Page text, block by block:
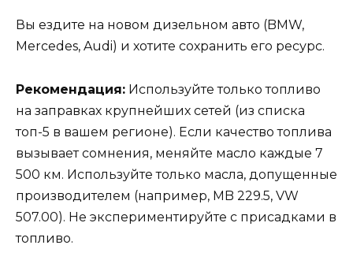
Вы ездите на новом дизельном авто (BMW,
Mercedes, Audi) и хотите сохранить его ресурс.
Рекомендация: Используйте только топливо
на заправках крупнейших сетей (из списка
топ-5 в вашем регионе). Если качество топлива
вызывает сомнения, меняйте масло каждые 7
500 км. Используйте только масла, допущенные
производителем (например, MB 229.5, VW
507.00). Не экспериментируйте с присадками в
топливо.